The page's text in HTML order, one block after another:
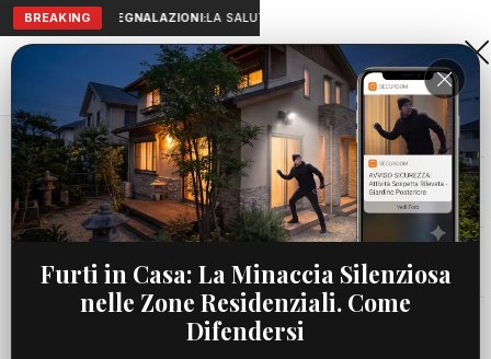
BREAKING SEGNALAZIONI:LA SALUTE A PORTATA DI MANO:
Aranova • NET
PORTALE UTILE AL TERRITORIO
Home
Cronaca
Viabilità
Furti in Casa: La Minaccia Silenziosa
nelle Zone Residenziali. Come
Difendersi